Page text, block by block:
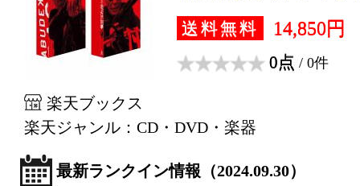
送料無料 14,850円
0点 / 0件
楽天ブックス
楽天ジャンル：CD・DVD・楽器
最新ランクイン情報（2024.09.30）